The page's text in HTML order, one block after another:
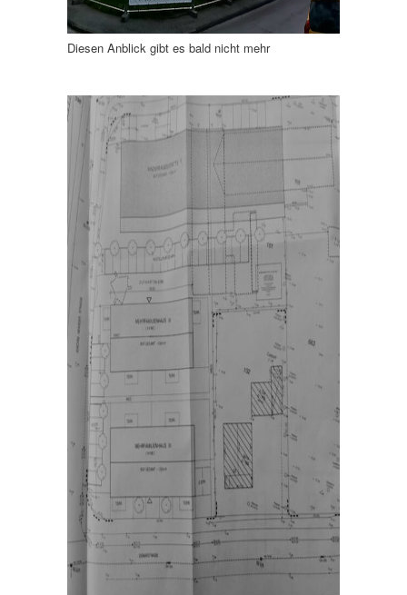
Diesen Anblick gibt es bald nicht mehr